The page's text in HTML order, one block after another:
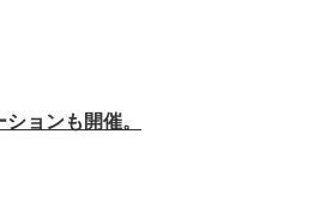
ョンも開催。